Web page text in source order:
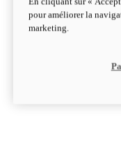
pour améliorer la
marketing.